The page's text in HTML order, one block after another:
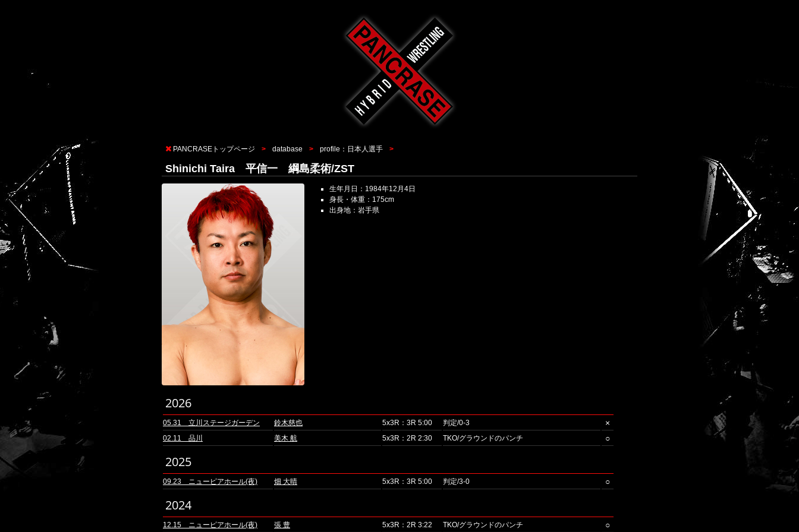
PANCRASEトップページ database profile：日本人選手
Shinichi Taira 平信一 綱島柔術/ZST
生年月日：1984年12月4日
身長・体重：175cm
出身地：岩手県
2026
05.31 立川ステージガーデン 鈴木慈也 5x3R：3R 5:00 判定/0-3 ×
02.11 品川 美木 航 5x3R：2R 2:30 TKO/グラウンドのパンチ ○
2025
09.23 ニューピアホール(夜) 畑 大晴 5x3R：3R 5:00 判定/3-0 ○
2024
12.15 ニューピアホール(夜) 張 豊 5x3R：2R 3:22 TKO/グラウンドのパンチ ○